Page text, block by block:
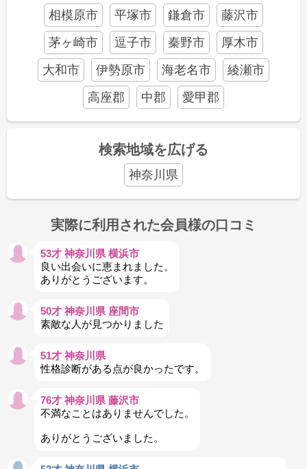
相模原市
平塚市 鎌倉市
藤沢市
茅ヶ崎市
逗子市 秦野市
厚木市
大和市
伊勢原市 海老名市
綾瀬市
高座郡
中郡 愛甲郡
検索地域を広げる
神奈川県
実際に利用された会員様の口コミ
53才 神奈川県 横浜市
良い出会いに恵まれました。
ありがとうございます。
50才 神奈川県 座間市
素敵な人が見つかりました
51才 神奈川県
性格診断がある点が良かったです。
76才 神奈川県 藤沢市
不満なことはありませんでした。
ありがとうございました。